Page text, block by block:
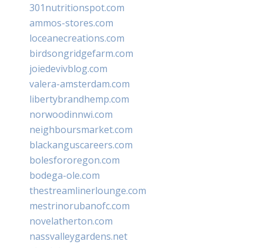
301nutritionspot.com
ammos-stores.com
loceanecreations.com
birdsongridgefarm.com
joiedevivblog.com
valera-amsterdam.com
libertybrandhemp.com
norwoodinnwi.com
neighboursmarket.com
blackanguscareers.com
bolesfororegon.com
bodega-ole.com
thestreamlinerlounge.com
mestrinorubanofc.com
novelatherton.com
nassvalleygardens.net